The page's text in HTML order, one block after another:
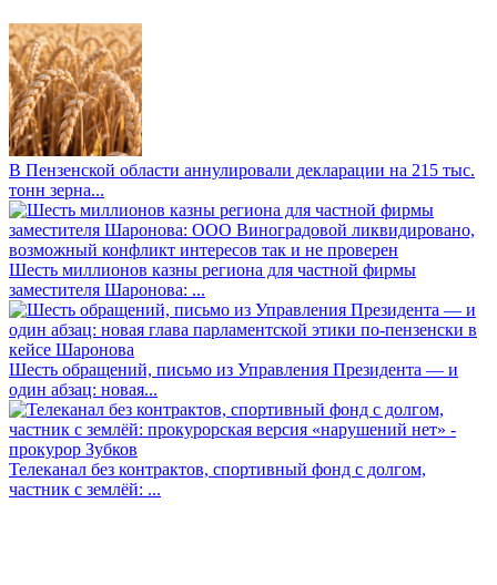
В Пензенской области аннулировали декларации на 215 тыс.
тонн зерна...
Шесть миллионов казны региона для частной фирмы
заместителя Шаронова: ...
Шесть обращений, письмо из Управления Президента — и
один абзац: новая...
Телеканал без контрактов, спортивный фонд с долгом,
частник с землёй: ...